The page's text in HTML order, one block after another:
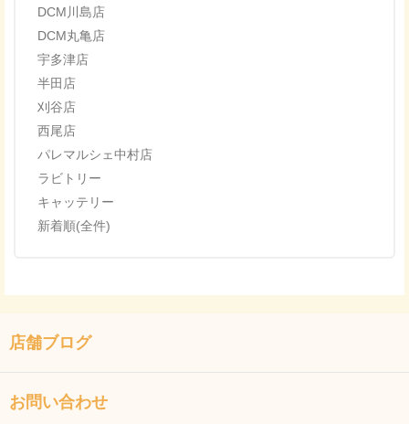
DCM川島店
DCM丸亀店
宇多津店
半田店
刈谷店
西尾店
パレマルシェ中村店
ラビトリー
キャッテリー
新着順(全件)
店舗ブログ
お問い合わせ